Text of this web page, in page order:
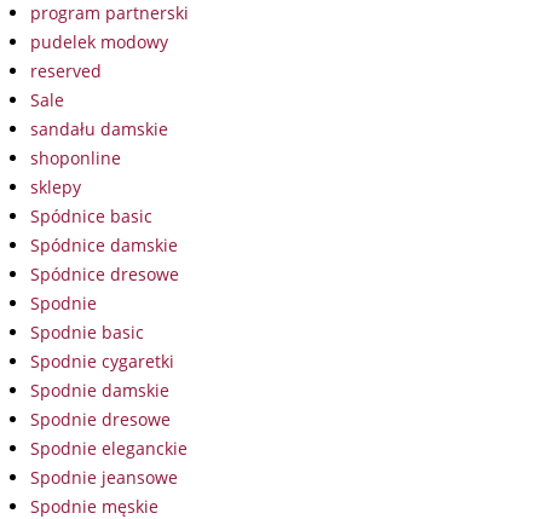
program partnerski
pudelek modowy
reserved
Sale
sandału damskie
shoponline
sklepy
Spódnice basic
Spódnice damskie
Spódnice dresowe
Spodnie
Spodnie basic
Spodnie cygaretki
Spodnie damskie
Spodnie dresowe
Spodnie eleganckie
Spodnie jeansowe
Spodnie męskie